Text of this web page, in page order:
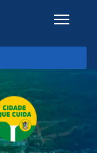
Toggle